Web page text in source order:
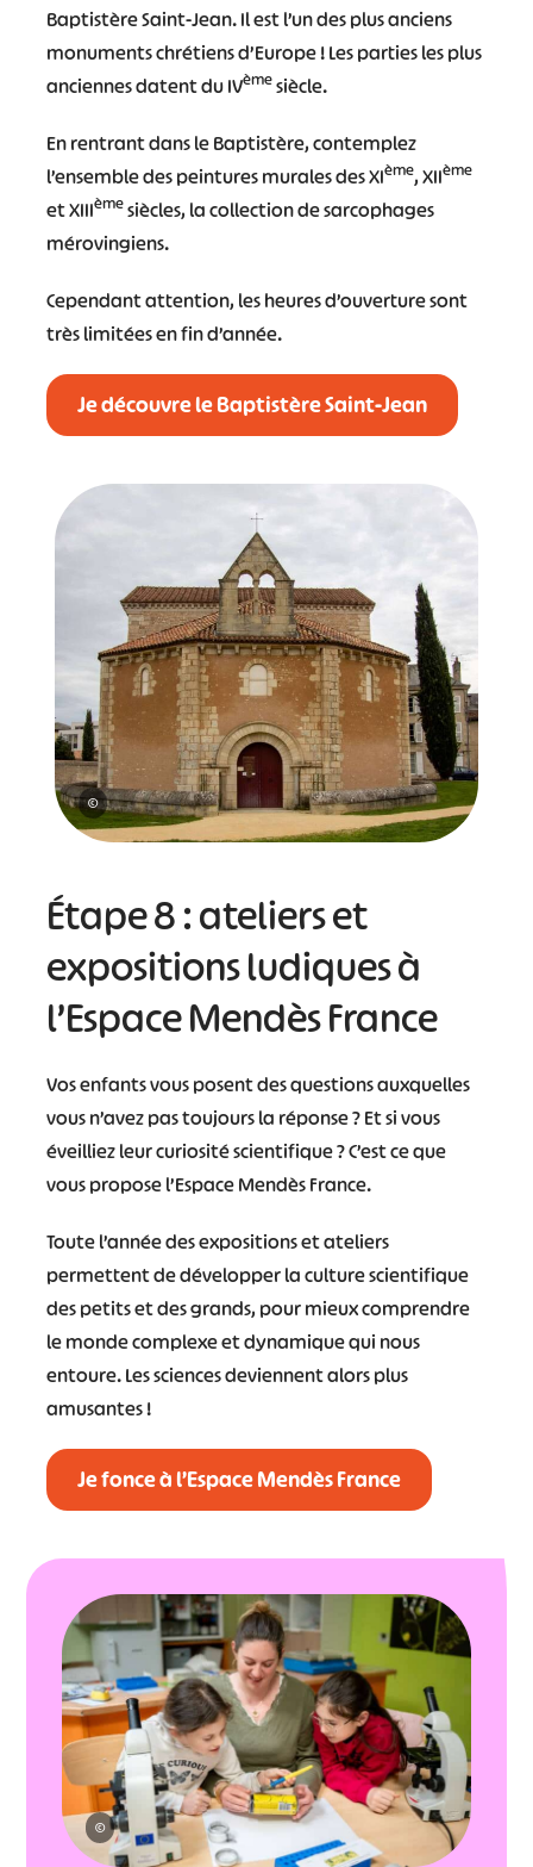
Baptistère Saint-Jean. Il est l’un des plus anciens
monuments chrétiens d’Europe ! Les parties les plus
anciennes datent du IVèmesiècle.
En rentrant dans le Baptistère, contemplez
l’ensemble des peintures murales des XIème, XIIème
et XIIIèmesiècles, la collection de sarcophages
mérovingiens.
Cependant attention, les heures d’ouverture sont
très limitées en fin d’année.
Je découvre le Baptistère Saint-Jean
©
Étape 8 : ateliers et
expositions ludiques à
l’Espace Mendès France
Vos enfants vous posent des questions auxquelles
vous n’avez pas toujours la réponse ? Et si vous
éveilliez leur curiosité scientifique ? C’est ce que
vous propose l’Espace Mendès France.
Toute l’année des expositions et ateliers
permettent de développer la culture scientifique
des petits et des grands, pour mieux comprendre
le monde complexe et dynamique qui nous
entoure. Les sciences deviennent alors plus
amusantes !
Je fonce à l’Espace Mendès France
©